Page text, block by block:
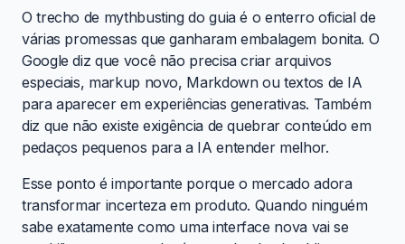
O trecho de mythbusting do guia é o enterro oficial de
várias promessas que ganharam embalagem bonita. O
Google diz que você não precisa criar arquivos
especiais, markup novo, Markdown ou textos de IA
para aparecer em experiências generativas. Também
diz que não existe exigência de quebrar conteúdo em
pedaços pequenos para a IA entender melhor.
Esse ponto é importante porque o mercado adora
transformar incerteza em produto. Quando ninguém
sabe exatamente como uma interface nova vai se